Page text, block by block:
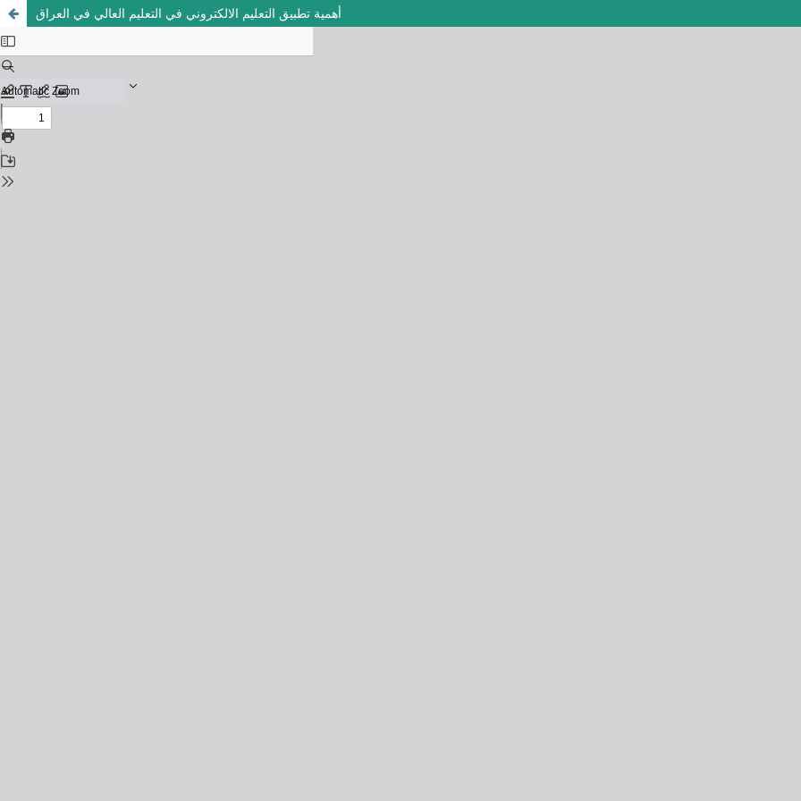
أهمية تطبيق التعليم الالكتروني في التعليم العالي في العراق